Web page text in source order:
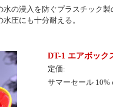
の浸入を防ぐプラスチック製
圧にも十分耐える。
DT-1 エアボック
定価:
サマーセール 10%